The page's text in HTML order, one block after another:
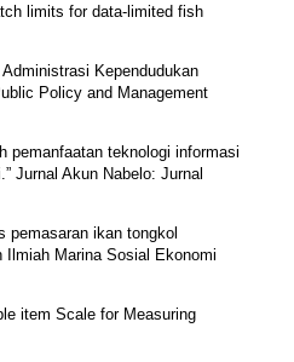
limits for data-limited fish
Kependudukan
Policy and Management
pemanfaatan teknologi informasi
Jurnal Akun Nabelo: Jurnal
pemasaran ikan tongkol
Ilmiah Marina Sosial Ekonomi
item Scale for Measuring